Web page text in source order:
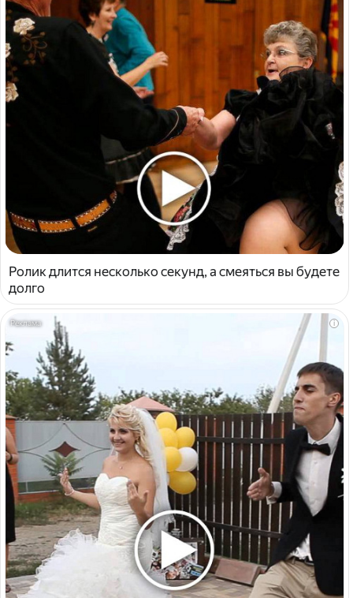
Ролик длится несколько секунд, а смеяться вы будете
долго
i